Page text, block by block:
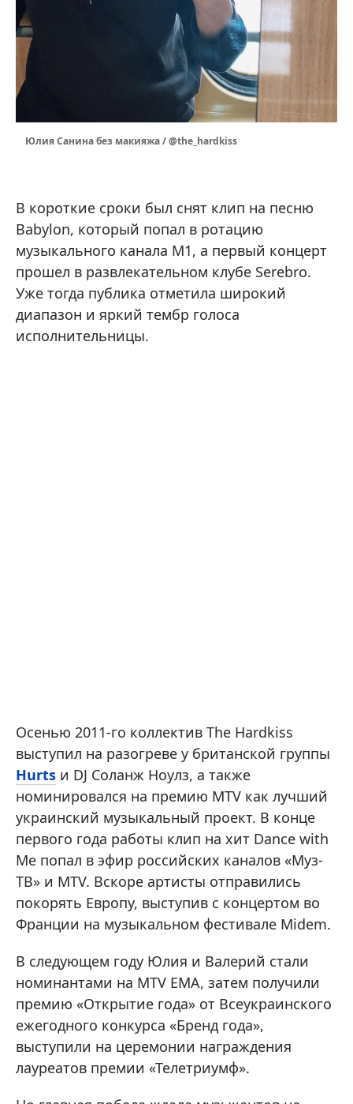
Юлия Санина без макияжа / @the_hardkiss
В короткие сроки был снят клип на песню
Babylon, который попал в ротацию
музыкального канала M1, а первый концерт
прошел в развлекательном клубе Serebro.
Уже тогда публика отметила широкий
диапазон и яркий тембр голоса
исполнительницы.
Осенью 2011-го коллектив The Hardkiss
выступил на разогреве у британской группы
Hurts и DJ Соланж Ноулз, а также
номинировался на премию MTV как лучший
украинский музыкальный проект. В конце
первого года работы клип на хит Dance with
Me попал в эфир российских каналов «Муз-
ТВ» и MTV. Вскоре артисты отправились
покорять Европу, выступив с концертом во
Франции на музыкальном фестивале Midem.
В следующем году Юлия и Валерий стали
номинантами на MTV EMA, затем получили
премию «Открытие года» от Всеукраинского
ежегодного конкурса «Бренд года»,
выступили на церемонии награждения
лауреатов премии «Телетриумф».